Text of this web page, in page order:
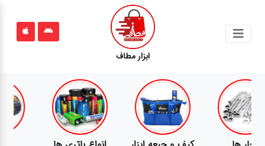
ابزار مطاف
محصولات
قوانین
سایت
ارتباط